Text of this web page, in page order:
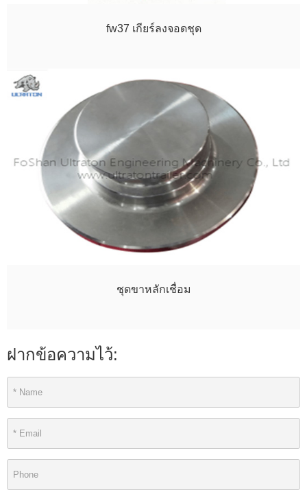
fw37 เกียร์ลงจอดชุด
ชุดขาหลักเชื่อม
ฝากข้อความไว้: